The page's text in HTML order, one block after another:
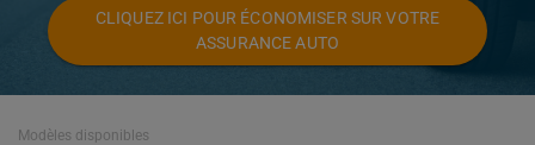
CLIQUEZ ICI POUR ÉCONOMISER SUR VOTRE
ASSURANCE AUTO
Modèles disponibles